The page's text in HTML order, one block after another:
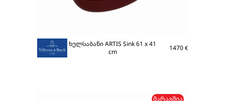
ხელსაბანი ARTIS Sink 61 x 41
cm
1470 €
ᲛᲐᲠᲐᲒᲨᲘᲐ